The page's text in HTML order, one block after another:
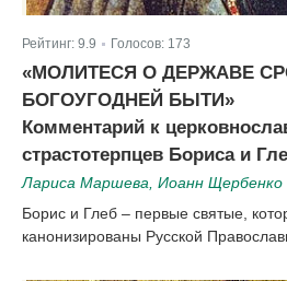
Рейтинг: 9.9 Голосов: 173
«МОЛИТЕСЯ О ДЕРЖАВЕ
БОГОУГОДНЕЙ БЫТИ»
Комментарий к
страстотерпцев Бориса и
Лариса Маршева, Иоанн Щербенко
Борис и Глеб – первые святые,
канонизированы Русской